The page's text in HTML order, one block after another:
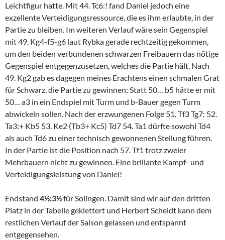
Leichtfigur hatte. Mit 44. Tc6:! fand Daniel jedoch eine
exzellente Verteidigungsressource, die es ihm erlaubte, in der
Partie zu bleiben. Im weiteren Verlauf wäre sein Gegenspiel
mit 49. Kg4-f5-g6 laut Rybka gerade rechtzeitig gekommen,
um den beiden verbundenen schwarzen Freibauern das nötige
Gegenspiel entgegenzusetzen, welches die Partie hält. Nach
49. Kg2 gab es dagegen meines Erachtens einen schmalen Grat
für Schwarz, die Partie zu gewinnen: Statt 50… b5 hätte er mit
50… a3 in ein Endspiel mit Turm und b-Bauer gegen Turm
abwickeln sollen. Nach der erzwungenen Folge 51. Tf3 Tg7: 52.
Ta3:+ Kb5 53. Ke2 (Tb3+ Kc5) Td7 54. Ta1 dürfte sowohl Td4
als auch Td6 zu einer technisch gewonnenen Stellung führen.
In der Partie ist die Position nach 57. Tf1 trotz zweier
Mehrbauern nicht zu gewinnen. Eine brillante Kampf- und
Verteidigungsleistung von Daniel!
Endstand 4½:3½für Solingen. Damit sind wir auf den dritten
Platz in der Tabelle geklettert und Herbert Scheidt kann dem
restlichen Verlauf der Saison gelassen und entspannt
entgegensehen.